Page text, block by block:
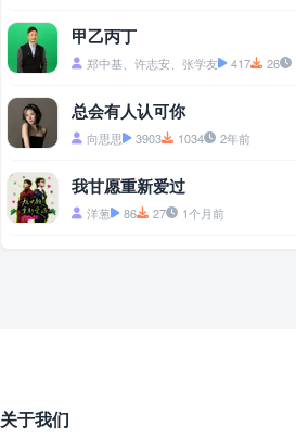
甲乙丙丁
郑中基、许志安、张学友 417 26
总会有人认可你
向思思 3903 1034 2年前
我甘愿重新爱过
洋葱 86 27 1个月前
关于我们